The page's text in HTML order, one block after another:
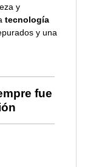
y
tecnología
y una
fue